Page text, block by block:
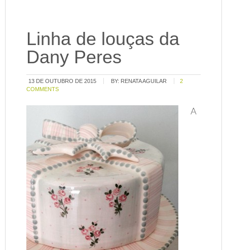
Linha de louças da
Dany Peres
13 DE OUTUBRO DE 2015 BY: RENATA AGUILAR
2
COMMENTS
A